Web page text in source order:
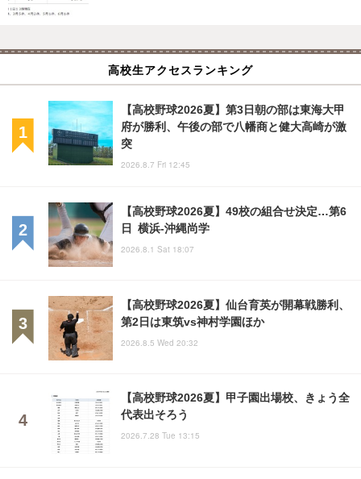
高校生アクセスランキング
【高校野球2026夏】第3日朝の部は東海大甲
府が勝利、午後の部で八幡商と健大高崎が激
突
2026.8.7 Fri 12:45
【高校野球2026夏】49校の組合せ決定…第6
日 横浜-沖縄尚学
2026.8.1 Sat 18:07
【高校野球2026夏】仙台育英が開幕戦勝利、
第2日は東筑vs神村学園ほか
2026.8.5 Wed 20:32
【高校野球2026夏】甲子園出場校、きょう全
代表出そろう
2026.7.28 Tue 13:15